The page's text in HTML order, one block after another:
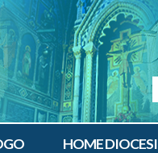
HOME DIOCESI